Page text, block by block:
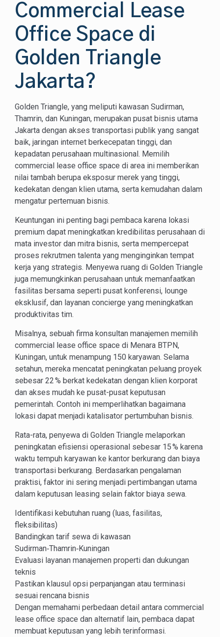
Commercial Lease
Office Space di
Golden Triangle
Jakarta?
Golden Triangle, yang meliputi kawasan Sudirman,
Thamrin, dan Kuningan, merupakan pusat bisnis utama
Jakarta dengan akses transportasi publik yang sangat
baik, jaringan internet berkecepatan tinggi, dan
kepadatan perusahaan multinasional. Memilih
commercial lease office space di area ini memberikan
nilai tambah berupa eksposur merek yang tinggi,
kedekatan dengan klien utama, serta kemudahan dalam
mengatur pertemuan bisnis.
Keuntungan ini penting bagi pembaca karena lokasi
premium dapat meningkatkan kredibilitas perusahaan di
mata investor dan mitra bisnis, serta mempercepat
proses rekrutmen talenta yang menginginkan tempat
kerja yang strategis. Menyewa ruang di Golden Triangle
juga memungkinkan perusahaan untuk memanfaatkan
fasilitas bersama seperti pusat konferensi, lounge
eksklusif, dan layanan concierge yang meningkatkan
produktivitas tim.
Misalnya, sebuah firma konsultan manajemen memilih
commercial lease office space di Menara BTPN,
Kuningan, untuk menampung 150 karyawan. Selama
setahun, mereka mencatat peningkatan peluang proyek
sebesar 22 % berkat kedekatan dengan klien korporat
dan akses mudah ke pusat-pusat keputusan
pemerintah. Contoh ini memperlihatkan bagaimana
lokasi dapat menjadi katalisator pertumbuhan bisnis.
Rata-rata, penyewa di Golden Triangle melaporkan
peningkatan efisiensi operasional sebesar 15 % karena
waktu tempuh karyawan ke kantor berkurang dan biaya
transportasi berkurang. Berdasarkan pengalaman
praktisi, faktor ini sering menjadi pertimbangan utama
dalam keputusan leasing selain faktor biaya sewa.
Identifikasi kebutuhan ruang (luas, fasilitas,
fleksibilitas)
Bandingkan tarif sewa di kawasan
Sudirman‑Thamrin‑Kuningan
Evaluasi layanan manajemen properti dan dukungan
teknis
Pastikan klausul opsi perpanjangan atau terminasi
sesuai rencana bisnis
Dengan memahami perbedaan detail antara commercial
lease office space dan alternatif lain, pembaca dapat
membuat keputusan yang lebih terinformasi.